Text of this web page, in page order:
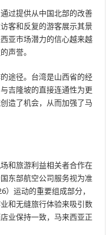
过提供从中国北部的改善
客和反复的游客展示其景
亚市场潜力的信心越来越
声誉。
途径。台湾是山西省的经
吉隆坡的直接连通性为更
造了机会，从而加强了马
和旅游利益相关者合作在
东部航空公司服务视为准
）运动的重要组成部分，
和无缝旅行体验来吸引数
业保持一致，马来西亚正